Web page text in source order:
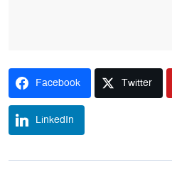
Facebook Twitter
LinkedIn